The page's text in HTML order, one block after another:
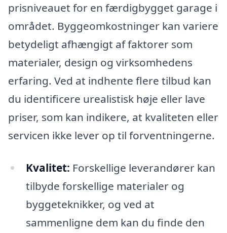
prisniveauet for en færdigbygget garage i
området. Byggeomkostninger kan variere
betydeligt afhængigt af faktorer som
materialer, design og virksomhedens
erfaring. Ved at indhente flere tilbud kan
du identificere urealistisk høje eller lave
priser, som kan indikere, at kvaliteten eller
servicen ikke lever op til forventningerne.
Kvalitet: Forskellige leverandører kan
tilbyde forskellige materialer og
byggeteknikker, og ved at
sammenligne dem kan du finde den